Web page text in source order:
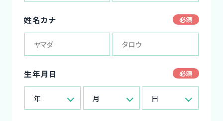
姓名カナ
生年月日
年 月 日